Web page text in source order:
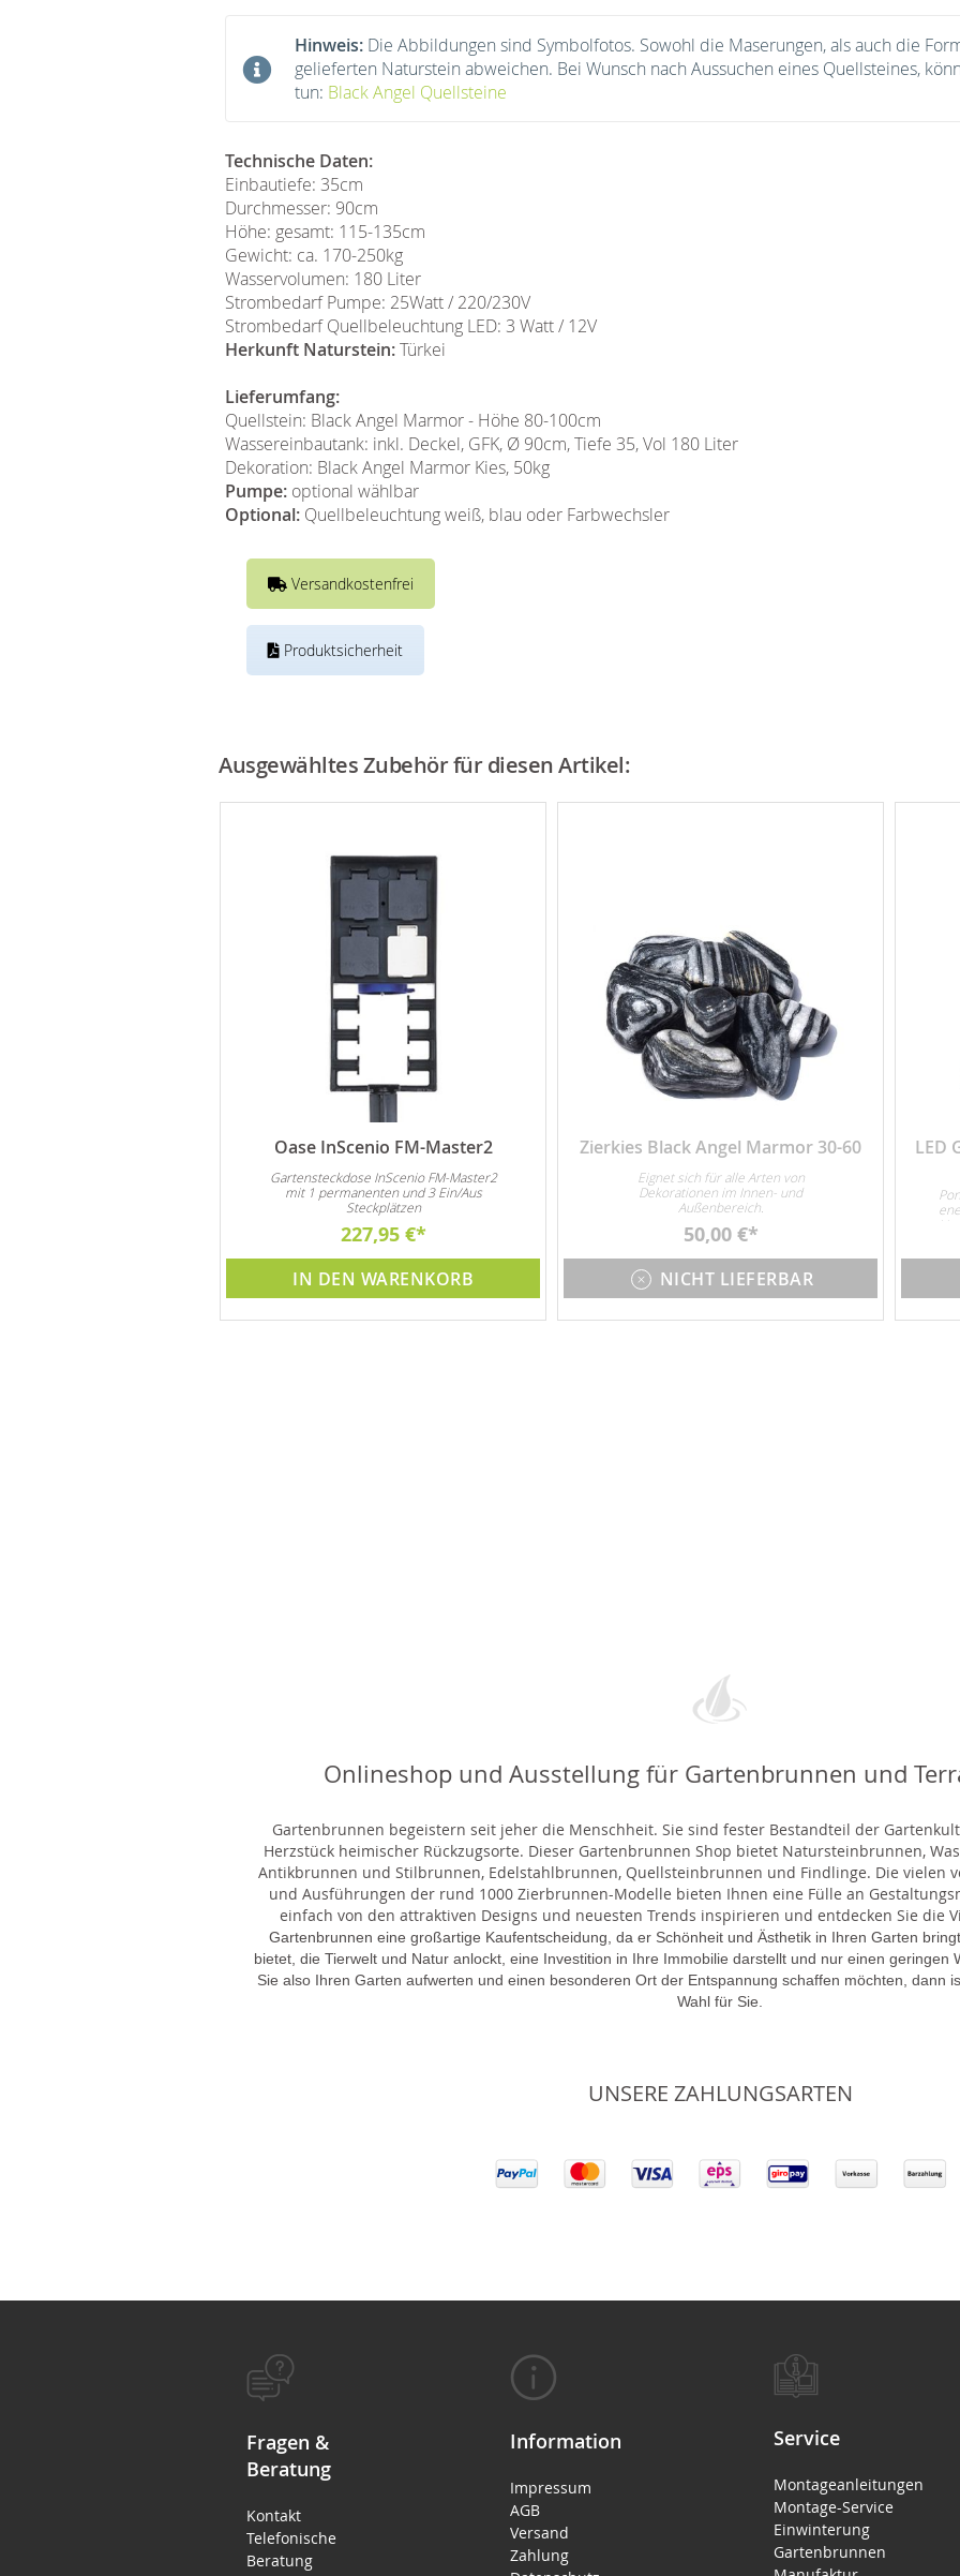
Hinweis: Die Abbildungen sind Symbolfotos. Sowohl die Maserungen, als auch die
gelieferten Naturstein abweichen. Bei Wunsch nach Aussuchen eines Quellsteines,
tun: Black Angel Quellsteine
Technische Daten:
Einbautiefe: 35cm
Durchmesser: 90cm
Höhe: gesamt: 115-135cm
Gewicht: ca. 170-250kg
Wasservolumen: 180 Liter
Strombedarf Pumpe: 25Watt / 220/230V
Strombedarf Quellbeleuchtung LED: 3 Watt / 12V
Herkunft Naturstein:Türkei
Lieferumfang:
Quellstein: Black Angel Marmor - Höhe 80-100cm
Wassereinbautank: inkl. Deckel, GFK, Ø 90cm, Tiefe 35, Vol 180 Liter
Dekoration: Black Angel Marmor Kies, 50kg
Pumpe: optional wählbar
Optional: Quellbeleuchtung weiß, blau oder Farbwechsler
Versandkostenfrei
Produktsicherheit
Ausgewähltes Zubehör für diesen Artikel:
Oase InScenio FM-Master2
Gartensteckdose InScenio FM-Master2
mit 1 permanenten und 3 Ein/Aus
Steckplätzen
227,95 €
IN DEN WARENKORB
Zierkies Black Angel Marmor 30-60
Eignet sich für alle Arten von
Dekorationen im Innen- und
Außenbereich.
50,00 €
NICHT LIEFERBAR
LED
Onlineshop und Ausstellung für Gartenbrunnen und
Gartenbrunnen begeistern seit jeher die Menschheit. Sie sind fester Bestandteil der
Herzstück heimischer Rückzugsorte. Dieser Gartenbrunnen Shop bietet Natursteinbrunnen,
Antikbrunnen und Stilbrunnen, Edelstahlbrunnen, Quellsteinbrunnen und Findlinge. Die vielen
und Ausführungen der rund 1000 Zierbrunnen-Modelle bieten Ihnen eine Fülle an
einfach von den attraktiven Designs und neuesten Trends inspirieren und entdecken Sie die
Gartenbrunnen eine großartige Kaufentscheidung, da er Schönheit und Ästhetik in Ihren Garten
bietet, die Tierwelt und Natur anlockt, eine Investition in Ihre Immobilie darstellt und nur einen geringen
Sie also Ihren Garten aufwerten und einen besonderen Ort der Entspannung schaffen möchten, dann
Wahl für Sie.
UNSERE ZAHLUNGSARTEN
Fragen &
Beratung
Kontakt
Telefonische
Beratung
Information
Impressum
AGB
Versand
Zahlung
Service
Montageanleitungen
Montage-Service
Einwinterung
Gartenbrunnen